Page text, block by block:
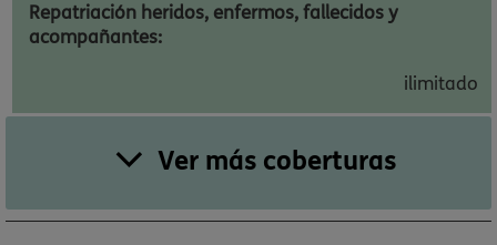
Repatriación heridos, enfermos, fallecidos y
acompañantes:
ilimitado
Ver más coberturas